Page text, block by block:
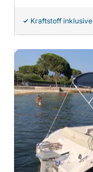
Kraftstoff inklusive